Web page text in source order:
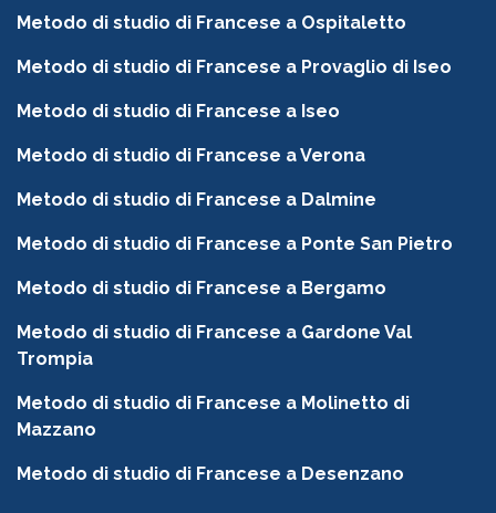
Metodo di studio di Francese a Ospitaletto
Metodo di studio di Francese a Provaglio di Iseo
Metodo di studio di Francese a Iseo
Metodo di studio di Francese a Verona
Metodo di studio di Francese a Dalmine
Metodo di studio di Francese a Ponte San Pietro
Metodo di studio di Francese a Bergamo
Metodo di studio di Francese a Gardone Val
Trompia
Metodo di studio di Francese a Molinetto di
Mazzano
Metodo di studio di Francese a Desenzano